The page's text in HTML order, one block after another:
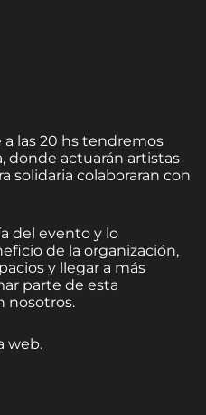
las 20 hs tendremos
donde actuarán artistas
solidaria colaboraran con
del evento y lo
de la organización,
y llegar a más
parte de esta
nosotros.
web.